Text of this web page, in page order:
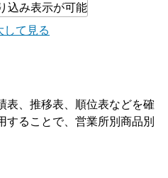
して見る
表、推移表、順位表などを確
することで、営業所別商品別